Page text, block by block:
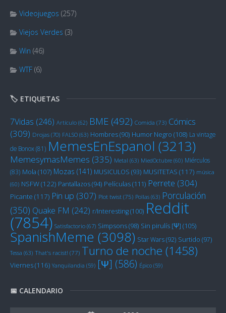
Videojuegos (257)
Viejos Verdes (3)
Win (46)
WTF (6)
🏷️ ETIQUETAS
7Vidas (246) Artículo (62) BME (492) Comida (73) Cómics
(309) Drojas (70) FALSO (63) Hombres(90) Humor Negro (108) La vintage
de Bonox(81) MemesEnEspanol (3213)
MemesymasMemes (335) Metal (63) MiedOctubre (60) Miérculos
(83) Mola (107) Mozas (141) MUSICULOS (93) MUSITETAS (117) música
(60) NSFW(122) Pantallazos(94) Películas(111) Perrete (304)
Picante (117) Pin up (307) Plot twist (75) Pollas (63) Porculación
(350) Quake FM (242) r/Interesting(100) Reddit
(7854) Satisfactorio (67) Simpsons(98) Sin pirulís [Ψ] (105)
SpanishMeme (3098) Star Wars(92) Surtido (97)
Tessa (63) That's racist! (77) Turno de noche (1458)
Viernes(116) Yanquilandia (59) [Ψ] (586) Épico (59)
📅 CALENDARIO